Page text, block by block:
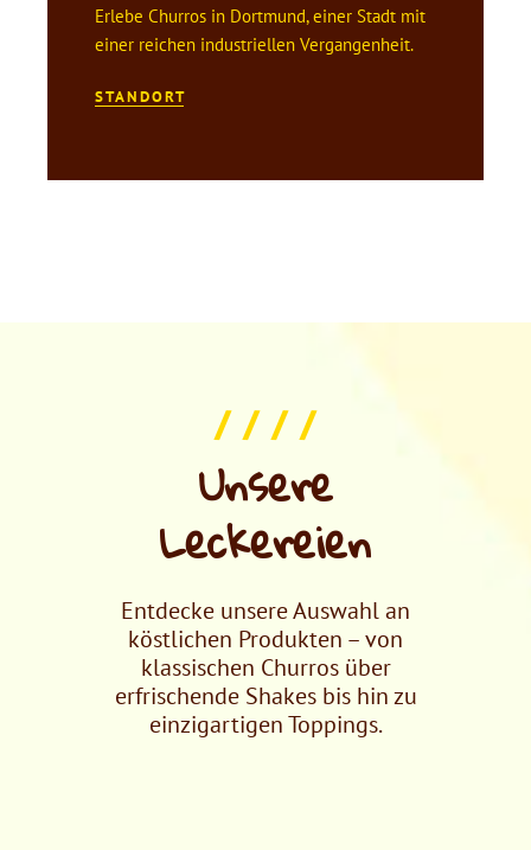
Erlebe Churros in Dortmund, einer Stadt mit
einer reichen industriellen Vergangenheit.
STANDORT
/ / / /
Unsere
Leckereien
Entdecke unsere Auswahl an
köstlichen Produkten – von
klassischen Churros über
erfrischende Shakes bis hin zu
einzigartigen Toppings.